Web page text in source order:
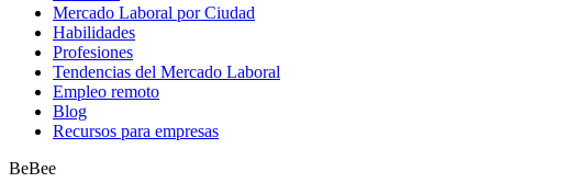
Mercado Laboral por Ciudad
Habilidades
Profesiones
Tendencias del Mercado Laboral
Empleo remoto
Blog
Recursos para empresas
BeBee